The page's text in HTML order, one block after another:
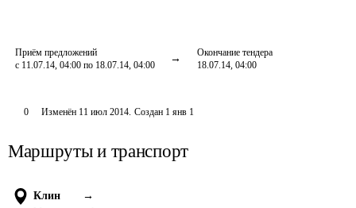
Приём предложений
с 11.07.14, 04:00 по 18.07.14, 04:00
Окончание тендера
18.07.14, 04:00
0 Изменён 11 июл 2014. Создан 1 янв 1
Маршруты и транспорт
Клин →